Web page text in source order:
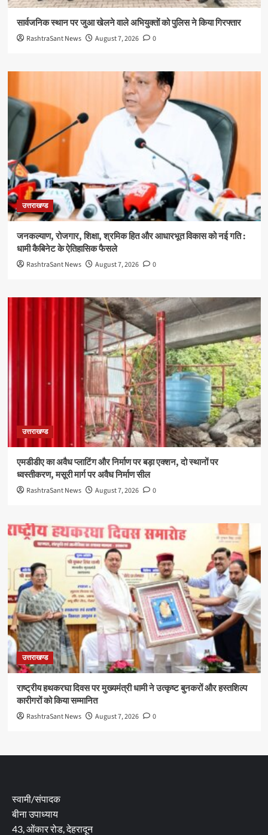
सार्वजनिक स्थान पर जुआ खेलने वाले अभियुक्तों को पुलिस ने किया गिरफ्तार
RashtraSant News August 7, 2026 0
उत्तराखण्ड
जनकल्याण, रोजगार, शिक्षा, श्रमिक हित और आधारभूत विकास को नई गति :
धामी कैबिनेट के ऐतिहासिक फैसले
RashtraSant News August 7, 2026 0
उत्तराखण्ड
एमडीडीए का अवैध प्लाटिंग और निर्माण पर बड़ा एक्शन, दो स्थानों पर
ध्वस्तीकरण, मसूरी मार्ग पर अवैध निर्माण सील
RashtraSant News August 7, 2026 0
उत्तराखण्ड
राष्ट्रीय हथकरघा दिवस पर मुख्यमंत्री धामी ने उत्कृष्ट बुनकरों और हस्तशिल्प
कारीगरों को किया सम्मानित
RashtraSant News August 7, 2026 0
स्वामी/संपादक
बीना उपाध्याय
43, ओंकार रोड, देहरादून